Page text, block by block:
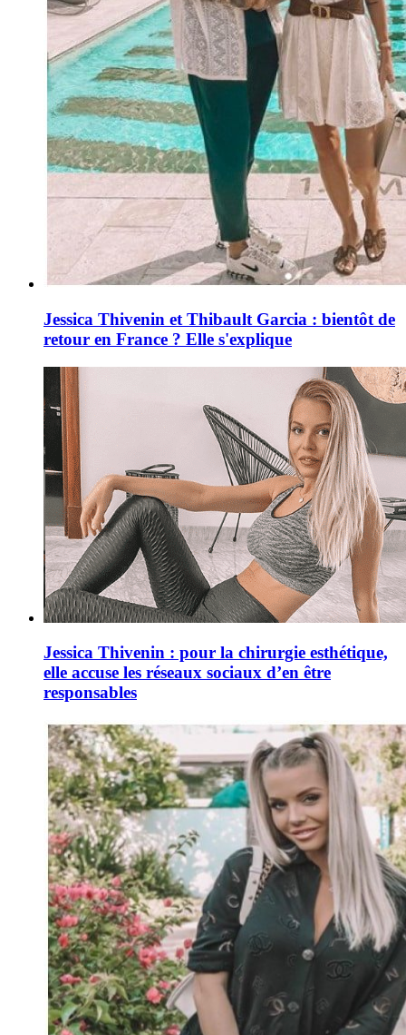
Jessica Thivenin et Thibault Garcia : bientôt de
retour en France ? Elle s'explique
Jessica Thivenin : pour la chirurgie esthétique,
elle accuse les réseaux sociaux d’en être
responsables